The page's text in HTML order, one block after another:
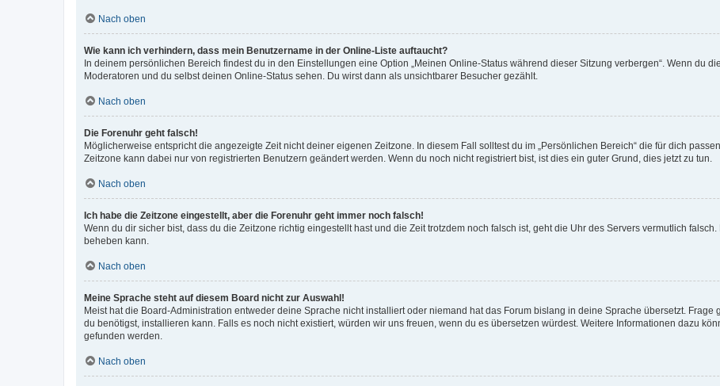
Nach oben
Wie kann ich verhindern, dass mein Benutzername in der Online-Liste auftaucht?
In deinem persönlichen Bereich findest du in den Einstellungen eine Option „Meinen Online-Status während dieser Sitzung verbergen“. Wenn du
Moderatoren und du selbst deinen Online-Status sehen. Du wirst dann als unsichtbarer Besucher gezählt.
Nach oben
Die Forenuhr geht falsch!
Möglicherweise entspricht die angezeigte Zeit nicht deiner eigenen Zeitzone. In diesem Fall solltest du im „Persönlichen Bereich“ die für dich
Zeitzone kann dabei nur von registrierten Benutzern geändert werden. Wenn du noch nicht registriert bist, ist dies ein guter Grund, dies jetzt zu tun.
Nach oben
Ich habe die Zeitzone eingestellt, aber die Forenuhr geht immer noch falsch!
Wenn du dir sicher bist, dass du die Zeitzone richtig eingestellt hast und die Zeit trotzdem noch falsch ist, geht die Uhr des Servers vermutlich
beheben kann.
Nach oben
Meine Sprache steht auf diesem Board nicht zur Auswahl!
Meist hat die Board-Administration entweder deine Sprache nicht installiert oder niemand hat das Forum bislang in deine Sprache übersetzt.
du benötigst, installieren kann. Falls es noch nicht existiert, würden wir uns freuen, wenn du es übersetzen würdest. Weitere Informationen dazu
gefunden werden.
Nach oben